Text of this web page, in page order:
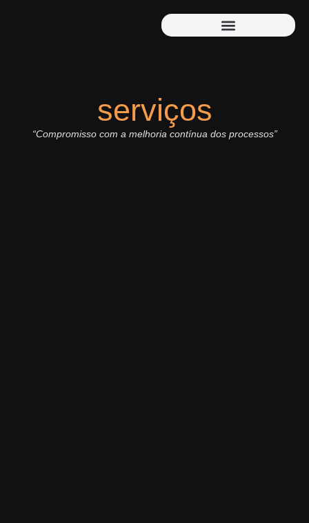
serviços
“Compromisso com a melhoria contínua dos processos”